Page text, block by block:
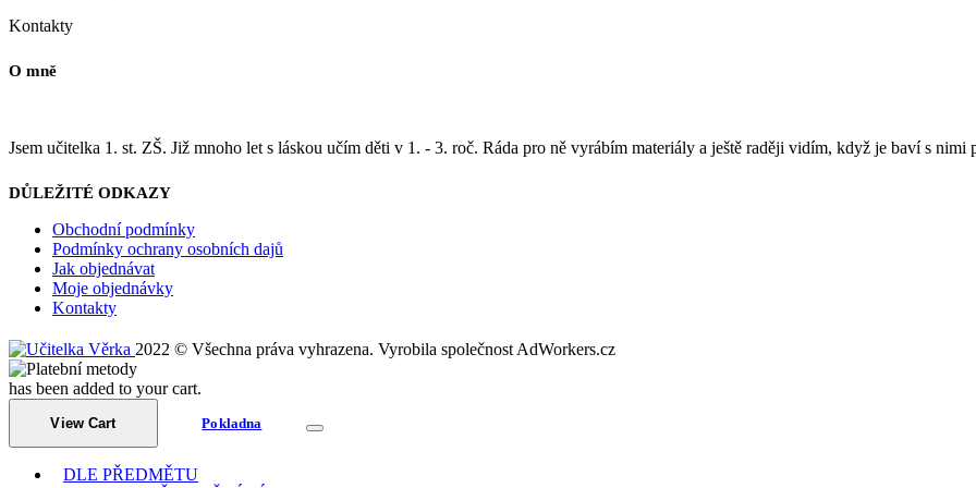
Kontakty
O mně
Jsem učitelka 1. st. ZŠ. Již mnoho let s láskou učím děti v 1. - 3. roč. Ráda pro ně vyrábím materiály a ještě raději vidím, když je baví s nimi
DŮLEŽITÉ ODKAZY
Obchodní podmínky
Podmínky ochrany osobních dajů
Jak objednávat
Moje objednávky
Kontakty
2022 © Všechna práva vyhrazena. Vyrobila společnost AdWorkers.cz
has been added to your cart.
View Cart Pokladna
DLE PŘEDMĚTU